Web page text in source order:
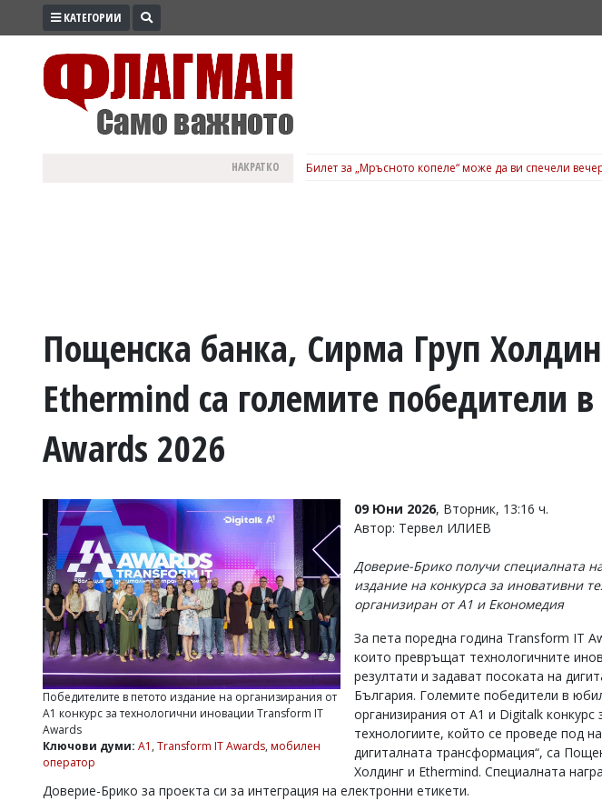
ПРОМО
ВОЙНАТА
УКРАЙНА
РАЗСЛЕДВАНЕ
БИЗНЕС
Управители:
Веселин
Василев,
v.vasilev@flagman.bg
Касабова,
k.kassabova@flagman.bg
Главен
редактор:
office@flagman.bg
КАТЕГОРИИ
НАКРАТКО Билет за „Мръсното копеле“ може да ви спечели
Пощенска банка, Сирма Груп
Ethermind са големите победители
Awards 2026
Победителите в петото издание на организирания от
А1 конкурс за технологични иновации Transform IT
Awards
Ключови думи: А1 , Transform IT Awards, мобилен
оператор
09 Юни 2026, Вторник, 13:16 ч.
Автор: Тервел ИЛИЕВ
Доверие-Брико получи специалната
издание на конкурса за иновативни
организиран от А1 и Економедия
За пета поредна година Transform IT
които превръщат технологичните
резултати и задават посоката на
България. Големите победители в
организирания от А1 и Digitalk конкурс
технологиите, който се проведе под
дигиталната трансформация“, са
Холдинг и Ethermind. Специалната
Доверие-Брико за проекта си за интеграция на електронни етикети.